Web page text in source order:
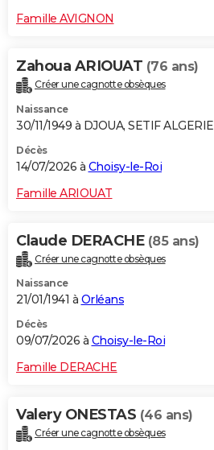
Famille AVIGNON
Zahoua ARIOUAT (76 ans)
Créer une cagnotte obsèques
Naissance
30/11/1949 à DJOUA, SETIF ALGERIE
Décès
14/07/2026 à Choisy-le-Roi
Famille ARIOUAT
Claude DERACHE (85 ans)
Créer une cagnotte obsèques
Naissance
21/01/1941 à Orléans
Décès
09/07/2026 à Choisy-le-Roi
Famille DERACHE
Valery ONESTAS (46 ans)
Créer une cagnotte obsèques